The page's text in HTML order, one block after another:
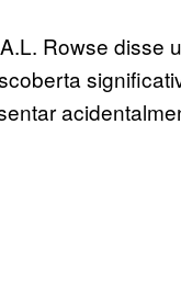
Rowse disse